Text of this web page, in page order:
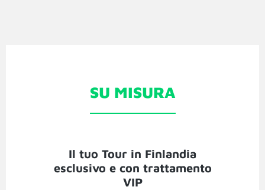
SU MISURA
Il tuo Tour in Finlandia
esclusivo e con trattamento
VIP